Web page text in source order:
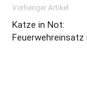
Vorheriger Artikel
Katze in Not:
Feuerwehreinsatz